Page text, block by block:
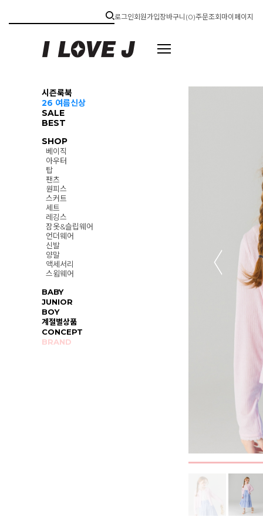
로그인회원가입장바구니(0)주문조회마이페이지
시즌룩북
26 여름신상
SALE
BEST
SHOP
베이직
아우터
탑
팬츠
원피스
스커트
세트
레깅스
잠옷&슬립웨어
언더웨어
신발
양말
액세서리
스윔웨어
BABY
JUNIOR
BOY
계절별상품
CONCEPT
BRAND